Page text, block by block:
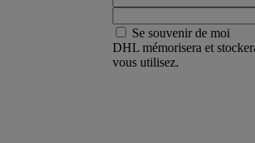
Se souvenir de moi
DHL mémorisera et
vous utilisez.